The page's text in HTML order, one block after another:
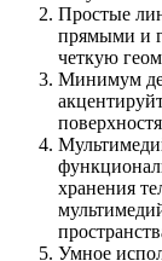
Простые
прямыми и
четкую
Минимум
хранения
Умное